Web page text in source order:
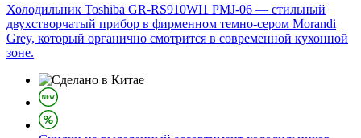
Холодильник Toshiba GR-RS910WI1 PMJ-06 — стильный
двухстворчатый прибор в фирменном темно‑сером Morandi
Grey, который органично смотрится в современной кухонной
зоне.